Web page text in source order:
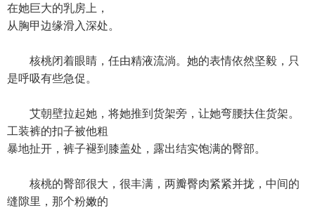
在她巨大的乳房上，
从胸甲边缘滑入深处。
核桃闭着眼睛，任由精液流淌。她的表情依然坚毅，只
是呼吸有些急促。
艾朝壁拉起她，将她推到货架旁，让她弯腰扶住货架。
工装裤的扣子被他粗
暴地扯开，裤子褪到膝盖处，露出结实饱满的臀部。
核桃的臀部很大，很丰满，两瓣臀肉紧紧并拢，中间的
缝隙里，那个粉嫩的